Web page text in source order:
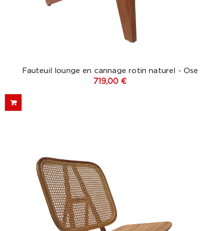
Fauteuil lounge en cannage rotin naturel - Ose
719,00 €